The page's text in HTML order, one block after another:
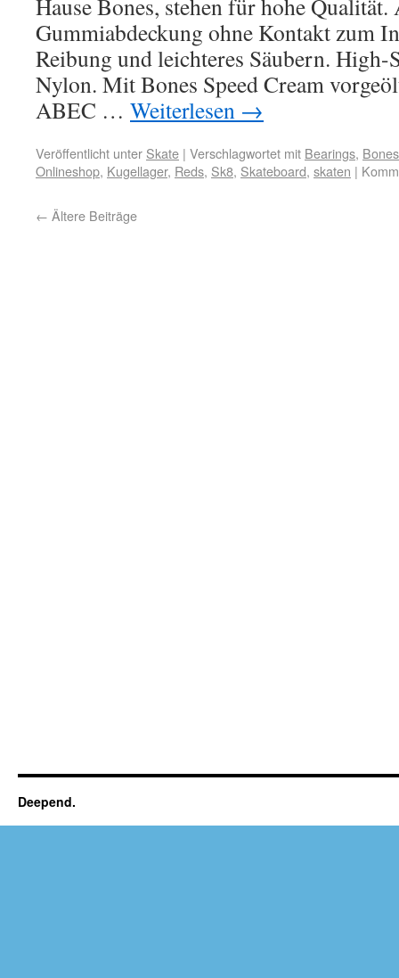
Hause Bones, stehen für hohe Qualität.
Gummiabdeckung ohne Kontakt zum
Reibung und leichteres Säubern. High-
Nylon. Mit Bones Speed Cream
ABEC … Weiterlesen →
Veröffentlicht unter Skate | Verschlagwortet mit Bearings, Bones
Onlineshop, Kugellager, Reds, Sk8, Skateboard, skaten |
← Ältere Beiträge
Deepend.